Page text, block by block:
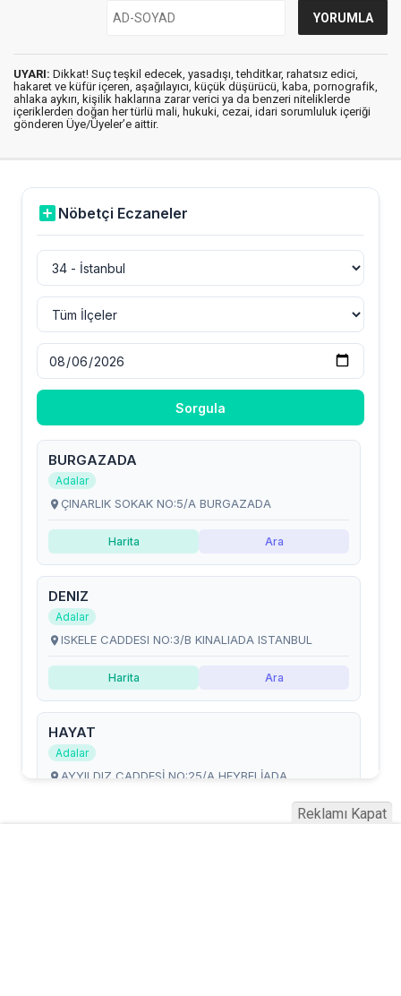
UYARI: Dikkat! Suç teşkil edecek, yasadışı, tehditkar, rahatsız edici,
hakaret ve küfür içeren, aşağılayıcı, küçük düşürücü, kaba, pornografik,
ahlaka aykırı, kişilik haklarına zarar verici ya da benzeri niteliklerde
içeriklerden doğan her türlü mali, hukuki, cezai, idari sorumluluk içeriği
gönderen Üye/Üyeler’e aittir.
Reklamı Kapat